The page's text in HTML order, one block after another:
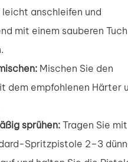
anschleifen und
mit einem sauberen Tuch
Mischen Sie den
dem empfohlenen Härter
sprühen:Tragen Sie mit
Spritzpistole 2–3